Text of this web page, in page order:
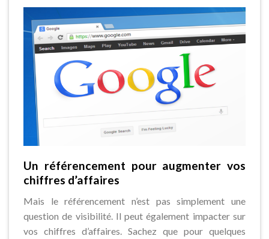
Un référencement pour augmenter vos
chiffres d’affaires
Mais le référencement n’est pas simplement une
question de visibilité. Il peut également impacter sur
vos chiffres d’affaires. Sachez que pour quelques